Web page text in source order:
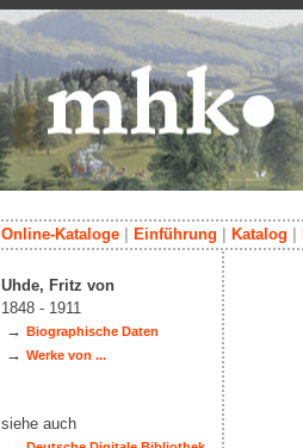
Online-Kataloge Einführung Katalog
Uhde, Fritz von
1848 - 1911
→ Biographische Daten
→ Werke von ...
siehe auch